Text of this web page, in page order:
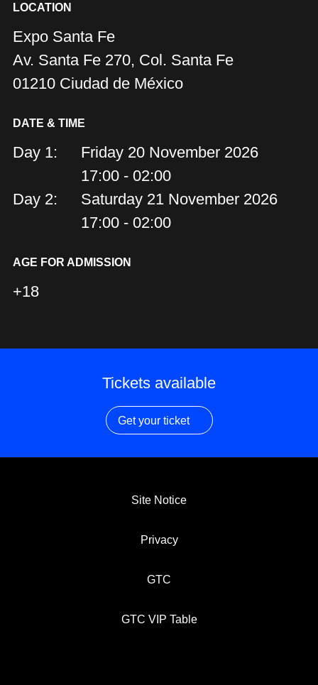
LOCATION
Expo Santa Fe
Av. Santa Fe 270, Col. Santa Fe
01210 Ciudad de México
DATE & TIME
Day 1:
Friday 20 November 2026
17:00 - 02:00
Day 2:
Saturday 21 November 2026
17:00 - 02:00
AGE FOR ADMISSION
+18
Tickets available
Get your ticket
Site Notice
Privacy
GTC
GTC VIP Table